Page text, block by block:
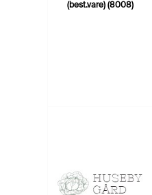
(best.vare) (8008)